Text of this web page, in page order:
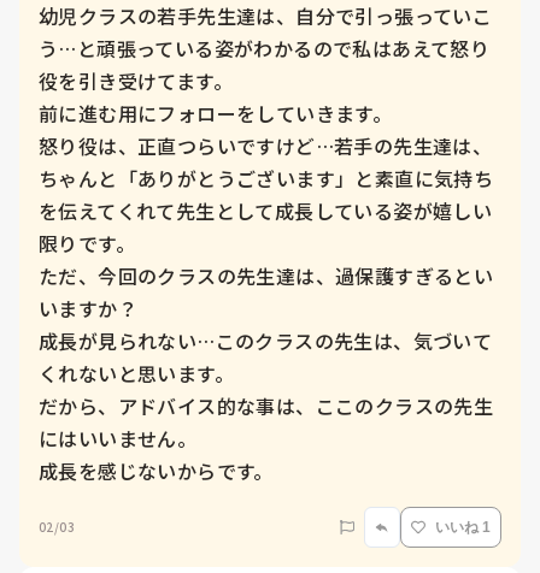
幼児クラスの若手先生達は、自分で引っ張っていこ
う…と頑張っている姿がわかるので私はあえて怒り
役を引き受けてます。
前に進む用にフォローをしていきます。
怒り役は、正直つらいですけど…若手の先生達は、
ちゃんと「ありがとうございます」と素直に気持ち
を伝えてくれて先生として成長している姿が嬉しい
限りです。
ただ、今回のクラスの先生達は、過保護すぎるとい
いますか？
成長が見られない…このクラスの先生は、気づいて
くれないと思います。
だから、アドバイス的な事は、ここのクラスの先生
にはいいません。
成長を感じないからです。
02/03 いいね 1